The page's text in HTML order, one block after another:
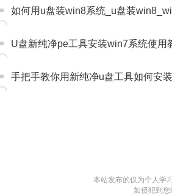
如何用u盘装win8系统_u盘装
U盘新纯净pe工具安装win7系统使用
手把手教你用新纯净u盘工具如何安
本站发布的仅为个人学
如侵犯到